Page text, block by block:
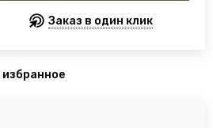
Заказ в один клик
избранное